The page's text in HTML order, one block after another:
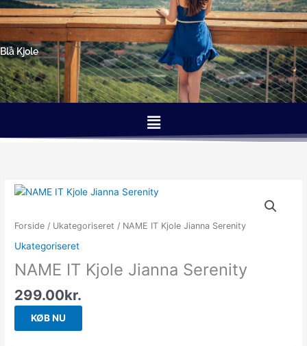
Gå
til
indholdet
Blå Kjole
Menu
Forside / Ukategoriseret / NAME IT Kjole Jianna Serenity
Ukategoriseret
NAME IT Kjole Jianna Serenity
299.00kr.
KØB NU